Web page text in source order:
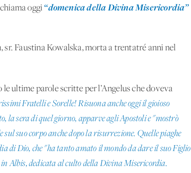
oggi “domenica della Divina Misericordia”
Faustina Kowalska, morta a trentatré anni nel
ultime parole scritte per l’Angelus che doveva
Fratelli e Sorelle!Risuona anche oggi il gioioso
la sera di quel giorno, apparve agli Apostoli e "mostrò
sul suo corpo anche dopo la risurrezione. Quelle piaghe
di Dio, che "ha tanto amato il mondo da dare il suo Figlio
Albis, dedicata al culto della Divina Misericordia.